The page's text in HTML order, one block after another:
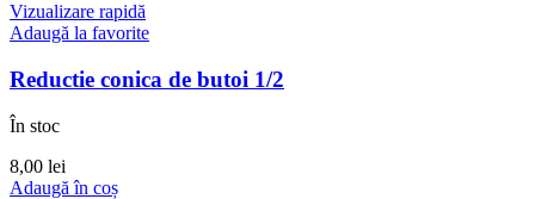
Vizualizare rapidă
Adaugă la favorite
Reductie conica de butoi 1/2
În stoc
8,00 lei
Adaugă în coș